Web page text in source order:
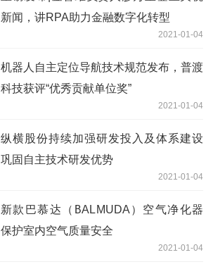
新闻，讲RPA助力金融数字化转型
2021-01-04
机器人自主定位导航技术规范发布，普渡
科技获评“优秀贡献单位奖”
2021-01-04
纵横股份持续加强研发投入及体系建设
巩固自主技术研发优势
2021-01-04
新款巴慕达（BALMUDA）空气净化器
保护室内空气质量安全
2021-01-04